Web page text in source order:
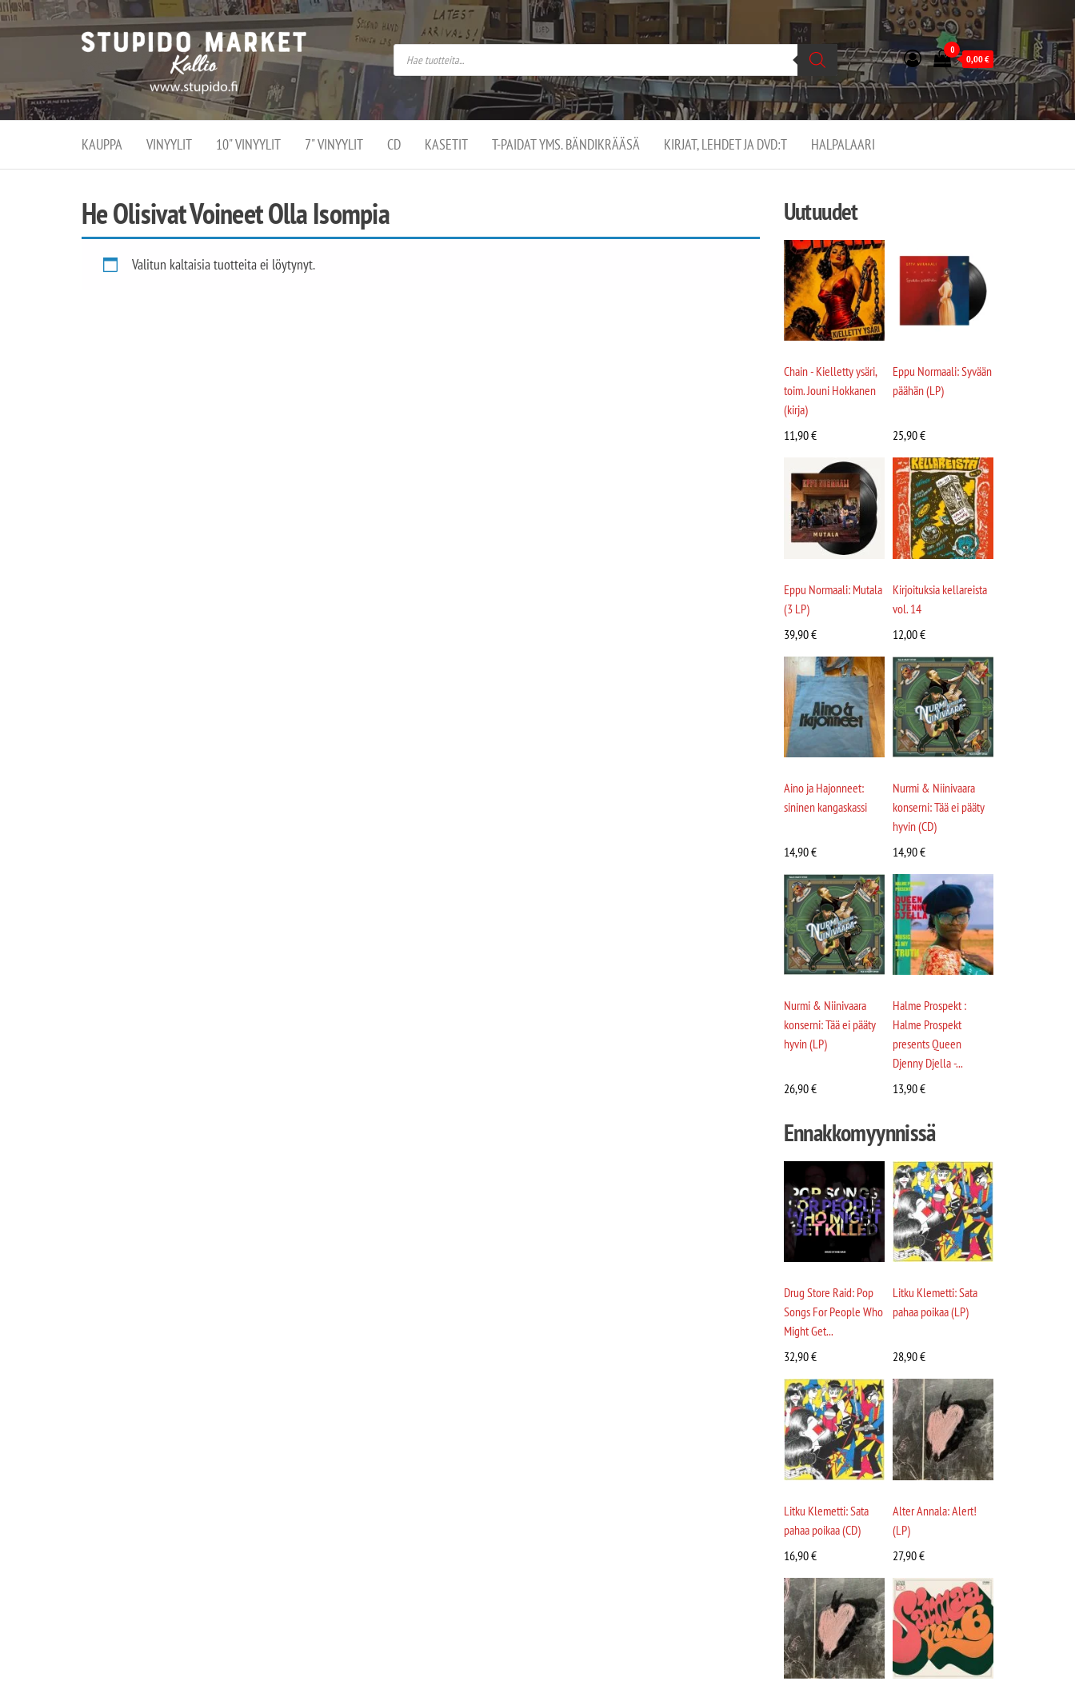
Stupido
Market –
verkossa
ja
kivijalassa
Stupido Market on
vaihtoehtomusaan
erikoistunut
verkko- sekä
kivijalkakauppa
Helsingissä
Kallion
0
0,00€
KAUPPA VINYYLIT 10" VINYYLIT 7" VINYYLIT CD KASETIT T-PAIDAT YMS. BÄNDIKRÄÄSÄ KIRJAT, LEHDET JA DVD:T HALPALAARI
He Olisivat Voineet Olla Isompia
Valitun kaltaisia tuotteita ei löytynyt.
Uutuudet
Chain - Kielletty ysäri,
toim. Jouni Hokkanen
(kirja)
11,90€
Eppu Normaali: Syvään
päähän (LP)
25,90€
Eppu Normaali: Mutala
(3 LP)
39,90€
Kirjoituksia kellareista
vol. 14
12,00€
Aino ja Hajonneet:
sininen kangaskassi
14,90€
Nurmi & Niinivaara
konserni: Tää ei pääty
hyvin (CD)
14,90€
Nurmi & Niinivaara
konserni: Tää ei pääty
hyvin (LP)
26,90€
Halme Prospekt :
Halme Prospekt
presents Queen
Djenny Djella -...
13,90€
Ennakkomyynnissä
Drug Store Raid: Pop
Songs For People Who
Might Get...
32,90€
Litku Klemetti: Sata
pahaa poikaa (LP)
28,90€
Litku Klemetti: Sata
pahaa poikaa (CD)
16,90€
Alter Annala: Alert!
(LP)
27,90€